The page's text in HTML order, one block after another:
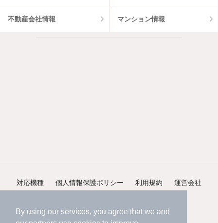
By using our services, you agree that we and
不動産会社情報 マンション情報
対応機種 個人情報保護ポリシー 利用規約 運営会社